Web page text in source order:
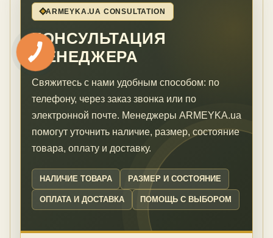
ARMEYKA.UA CONSULTATION
КОНСУЛЬТАЦИЯ
МЕНЕДЖЕРА
Свяжитесь с нами удобным способом: по
телефону, через заказ звонка или по
электронной почте. Менеджеры ARMEYKA.ua
помогут уточнить наличие, размер, состояние
товара, оплату и доставку.
НАЛИЧИЕ ТОВАРА РАЗМЕР И СОСТОЯНИЕ
ОПЛАТА И ДОСТАВКА ПОМОЩЬ С ВЫБОРОМ